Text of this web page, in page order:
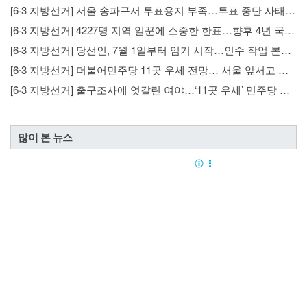
[6·3 지방선거] 서울 송파구서 투표용지 부족…투표 중단 사태 빚어져
[6·3 지방선거] 4227명 지역 일꾼에 소중한 한표…향후 4년 국정 운영 분수령
[6·3 지방선거] 당선인, 7월 1일부터 임기 시작…인수 작업 본격화
[6∙3 지방선거] 더불어민주당 11곳 우세 전망… 서울 앞서고 부산·대구 초접전
[6·3 지방선거] 출구조사에 엇갈린 여야…‘11곳 우세’ 민주당 환호
많이 본 뉴스